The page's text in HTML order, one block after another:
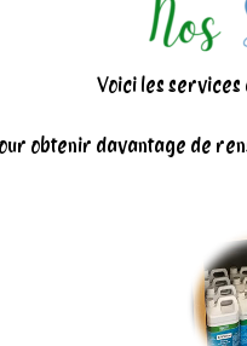
Voici les services
obtenir davantage de